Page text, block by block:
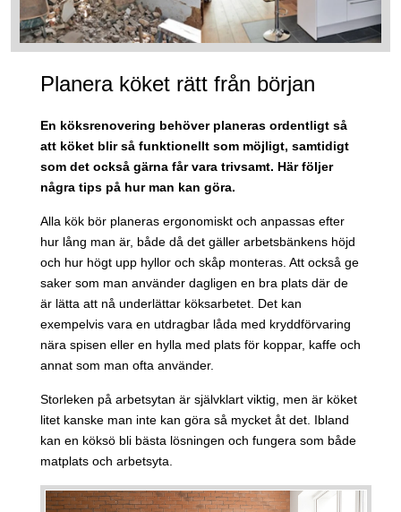
Planera köket rätt från början
En köksrenovering behöver planeras ordentligt så
att köket blir så funktionellt som möjligt, samtidigt
som det också gärna får vara trivsamt. Här följer
några tips på hur man kan göra.
Alla kök bör planeras ergonomiskt och anpassas efter
hur lång man är, både då det gäller arbetsbänkens höjd
och hur högt upp hyllor och skåp monteras. Att också ge
saker som man använder dagligen en bra plats där de
är lätta att nå underlättar köksarbetet. Det kan
exempelvis vara en utdragbar låda med kryddförvaring
nära spisen eller en hylla med plats för koppar, kaffe och
annat som man ofta använder.
Storleken på arbetsytan är självklart viktig, men är köket
litet kanske man inte kan göra så mycket åt det. Ibland
kan en köksö bli bästa lösningen och fungera som både
matplats och arbetsyta.